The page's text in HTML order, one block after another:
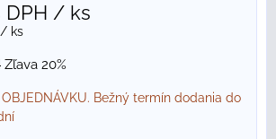
DPH / ks
/ ks
Zľava 20%
OBJEDNÁVKU. Bežný termín dodania do